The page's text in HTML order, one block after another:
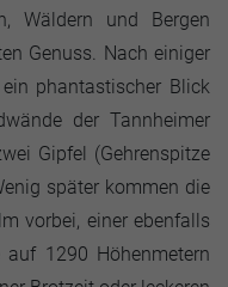
Wäldern und Bergen
Genuss. Nach einiger
phantastischer Blick
der Tannheimer
Gipfel (Gehrenspitze
später kommen die
vorbei, einer ebenfalls
1290 Höhenmetern